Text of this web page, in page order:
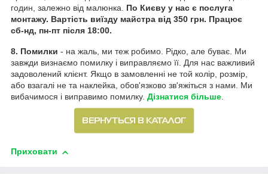
годин, залежно від малюнка. По Києву у нас є послуга
монтажу. Вартість виїзду майстра від 350 грн. Працює
сб-нд, пн-пт після 18:00.
8. Помилки - на жаль, ми теж робимо. Рідко, але буває. Ми
завжди визнаємо помилку і виправляємо її. Для нас важливий
задоволений клієнт. Якщо в замовленні не той колір, розмір,
або взагалі не та наклейка, обов'язково зв'яжіться з нами. Ми
вибачимося і виправимо помилку. Дізнатися більше.
Приховати